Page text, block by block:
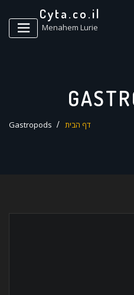
Cyta.co.il
Menahem Lurie
דף הבית Gastropods